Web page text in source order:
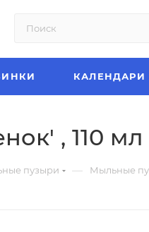
КАЛЕНДАРИ
, 110 мл
пузыри — Мыльные